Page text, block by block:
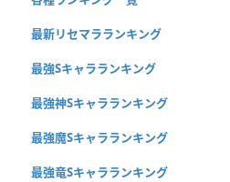
最新リセマラランキング
最強Sキャラランキング
最強神Sキャラランキング
最強魔Sキャラランキング
最強竜Sキャラランキング